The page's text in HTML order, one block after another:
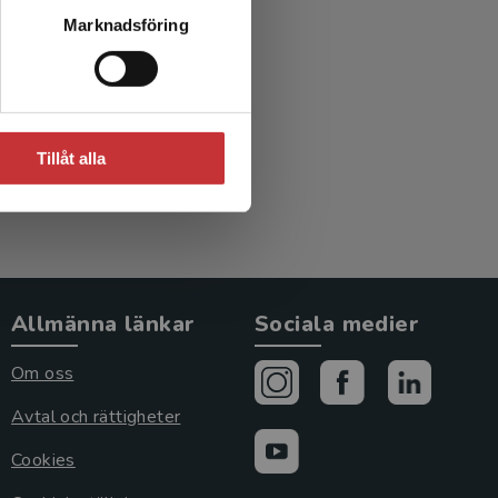
Marknadsföring
Tillåt alla
och
Allmänna länkar
Om oss
Avtal och rättigheter
Cookies
Sociala medier